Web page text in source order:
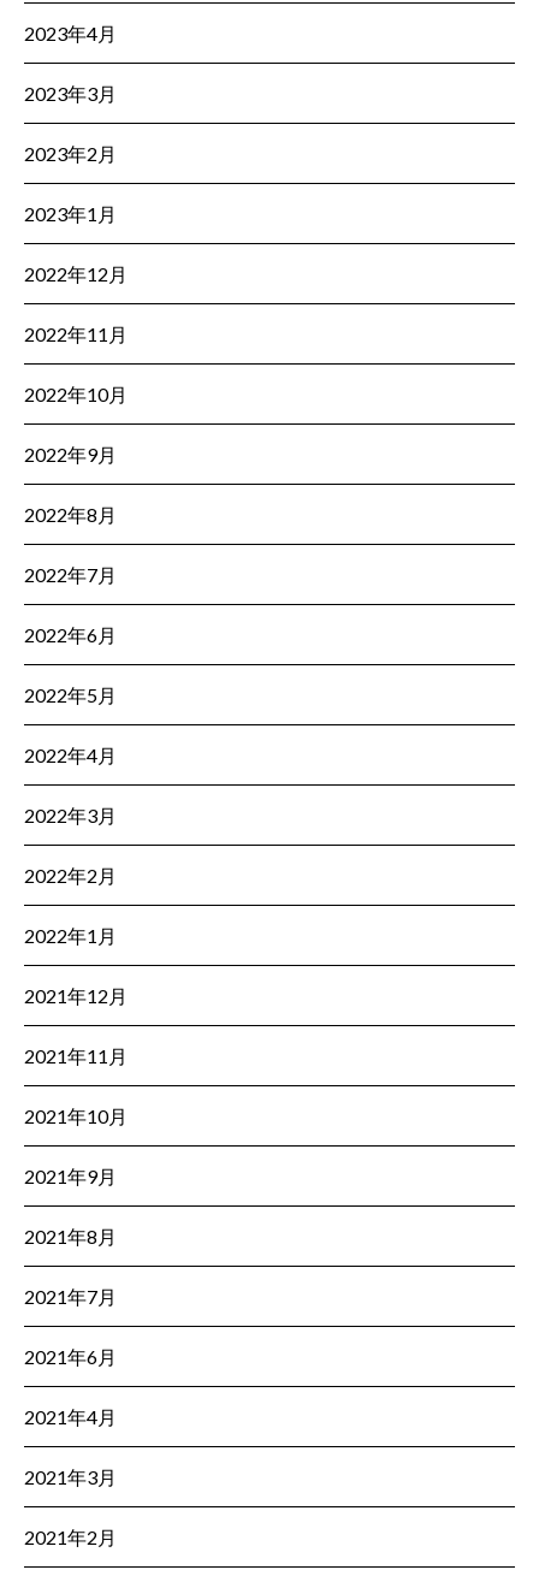
2023年4月
2023年3月
2023年2月
2023年1月
2022年12月
2022年11月
2022年10月
2022年9月
2022年8月
2022年7月
2022年6月
2022年5月
2022年4月
2022年3月
2022年2月
2022年1月
2021年12月
2021年11月
2021年10月
2021年9月
2021年8月
2021年7月
2021年6月
2021年4月
2021年3月
2021年2月